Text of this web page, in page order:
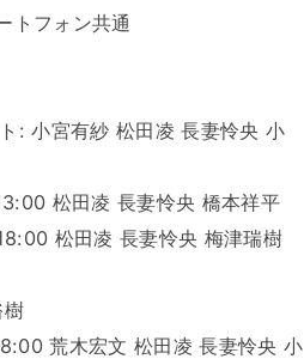
フォン共通
: 小宮有紗 松田凌 長妻怜央 小
松田凌 長妻怜央 橋本祥平
松田凌 長妻怜央 梅津瑞樹
樹
荒木宏文 松田凌 長妻怜央 小